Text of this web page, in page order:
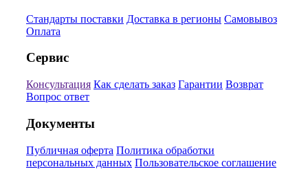
Стандарты поставки Доставка в регионы Самовывоз
Оплата
Сервис
Консультация Как сделать заказ Гарантии Возврат
Вопрос ответ
Документы
Публичная оферта Политика обработки
персональных данных Пользовательское соглашение